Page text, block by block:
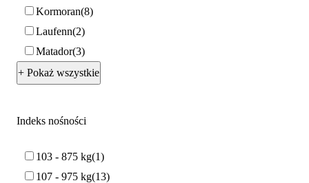
Kormoran 8
Laufenn 2
Matador 3
+ Pokaż wszystkie
Indeks nośności
103 - 875 kg 1
107 - 975 kg 13